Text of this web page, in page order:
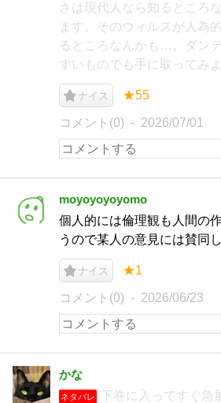
さは現代人なら知るところ
ます。そのウィルスが人為
るところなんかも…。ダン
すいものでも手に取ってみよ
ナイス ★55
コメント(0) 2026/07/01
moyoyoyoyomo
個人的には倫理観も人間の
うので某人の意見には賛同
ナイス ★1
コメント(0) 2026/06/23
かな
ネタバレ
下巻に入ってすぐ急